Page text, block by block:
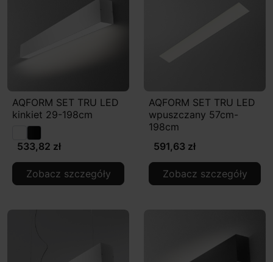
AQFORM SET TRU LED
kinkiet 29-198cm
533,82 zł
Zobacz szczegóły
AQFORM SET TRU LED
wpuszczany 57cm-
198cm
591,63 zł
Zobacz szczegóły